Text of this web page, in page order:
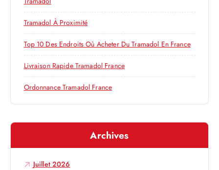
t
i
c
e
r
:
Tramadol À Proximité
Top 10 Des Endroits Où Acheter Du Tramadol En France
Livraison Rapide Tramadol France
Ordonnance Tramadol France
Archives
Juillet 2026